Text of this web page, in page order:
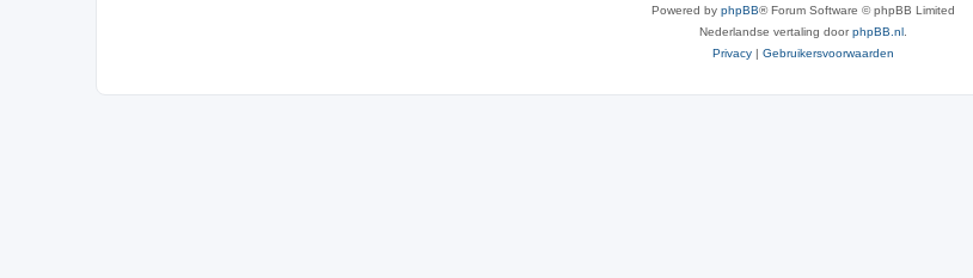
Powered by phpBB® Forum Software © phpBB Limited
Nederlandse vertaling doorphpBB.nl
Privacy | Gebruikersvoorwaarden